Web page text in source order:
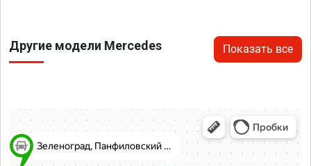
Другие модели Mercedes Показать все